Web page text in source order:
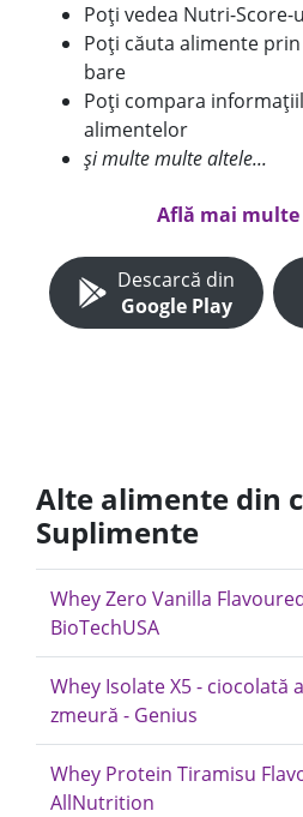
Poți vedea Nutri-
Poți căuta alimente
bare
Poți compara
alimentelor
și multe multe altele...
Află mai
Descarcă din
Google Play
Alte alimente din
Suplimente
Whey Zero Vanilla
BioTechUSA
Whey Isolate X5 - ciocolată
zmeură - Genius
Whey Protein Tiramisu
AllNutrition